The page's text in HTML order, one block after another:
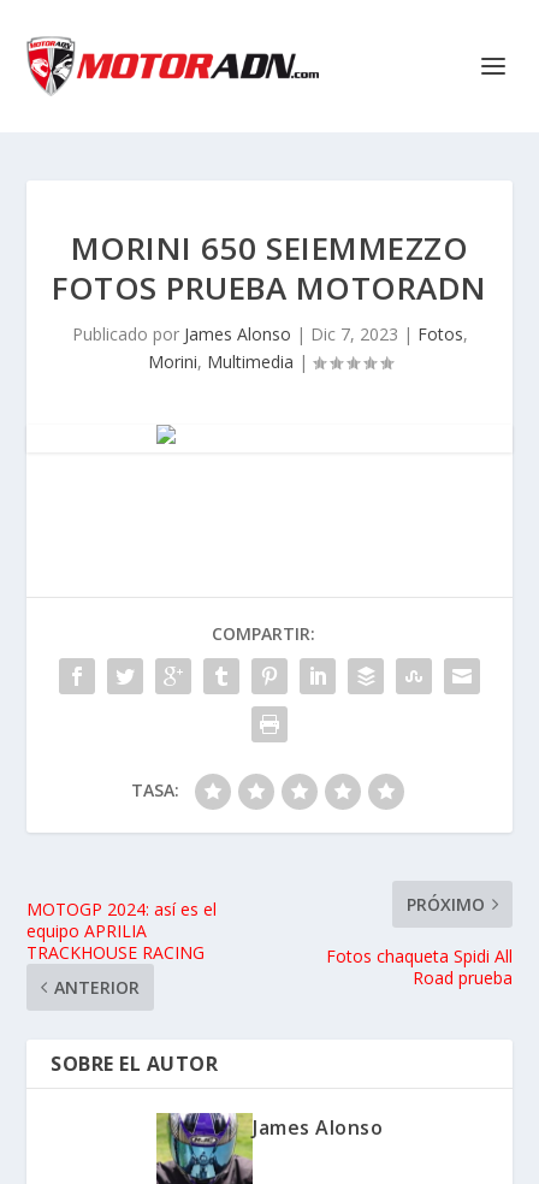
MORINI 650 SEIEMMEZZO
FOTOS PRUEBA MOTORADN
Publicado por James Alonso | Dic 7, 2023 | Fotos,
Morini, Multimedia |
COMPARTIR:
TASA:
MOTOGP 2024: así es el
equipo APRILIA
TRACKHOUSE RACING
ANTERIOR
PRÓXIMO
Fotos chaqueta Spidi All
Road prueba
SOBRE EL AUTOR
James Alonso